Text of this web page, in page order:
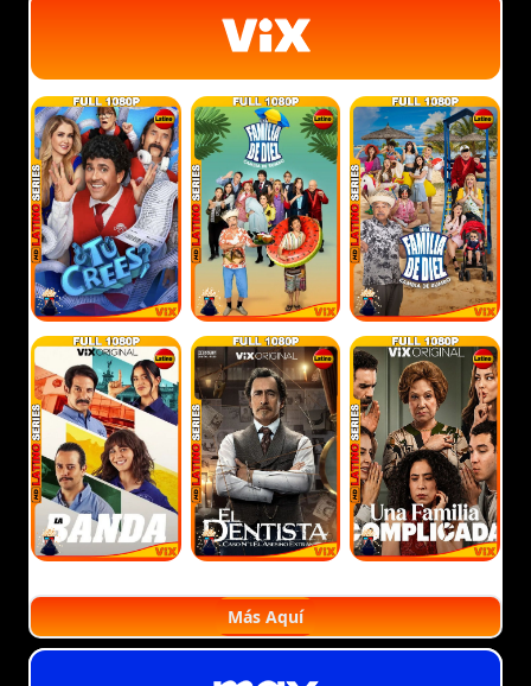
Más Aquí